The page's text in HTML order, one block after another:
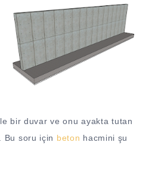
bir duvar ve onu ayakta tutan
Bu soru için beton hacmini şu